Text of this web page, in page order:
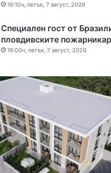
16:10ч, петък, 7 август, 2026
Специален гост от
пловдивските
16:00ч, петък, 7 август, 2026